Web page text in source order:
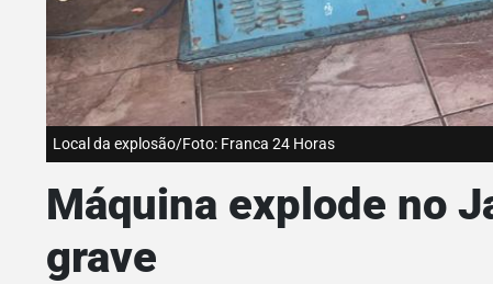
Local da explosão/Foto: Franca 24 Horas
Máquina explode no
grave